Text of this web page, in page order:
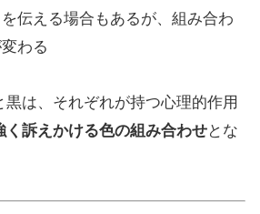
伝える場合もあるが、組み合わ
わる
黒は、それぞれが持つ心理的作用
く訴えかける色の組み合わせとな